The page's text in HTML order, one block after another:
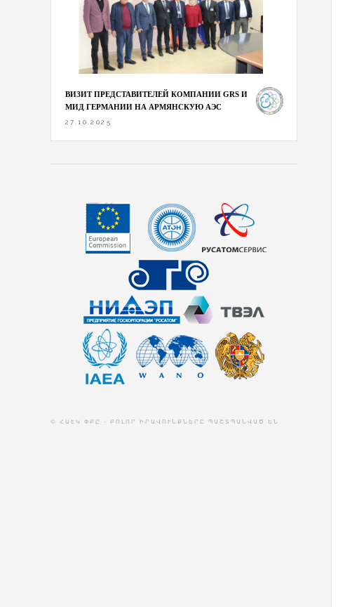
ВИЗИТ ПРЕДСТАВИТЕЛЕЙ КОМПАНИИ GRS И
МИД ГЕРМАНИИ НА АРМЯНСКУЮ АЭС
27.10.2025
© ՀԱԷԿ ՓԲԸ - ԲՈԼՈՐ ԻՐԱՎՈՒՆՔՆԵՐԸ ՊԱՇՏՊԱՆՎԱԾ ԵՆ